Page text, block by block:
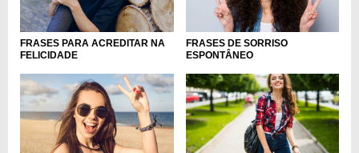
FRASES PARA ACREDITAR NA
FELICIDADE
FRASES DE SORRISO
ESPONTÂNEO